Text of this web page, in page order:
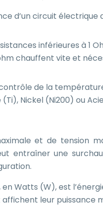
d’un circuit
inférieures à
chauffent vite et
de la
Nickel (Ni200) ou
et de tension
entraîner une
en Watts (W), est
leur puissance